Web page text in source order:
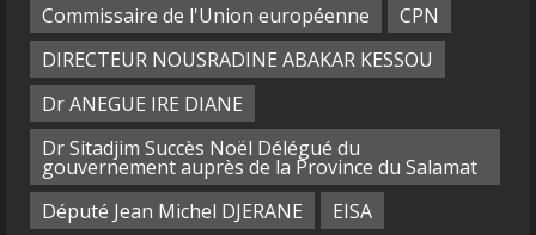
Commissaire de l'Union européenne
CPN
DIRECTEUR NOUSRADINE ABAKAR KESSOU
Dr ANEGUE IRE DIANE
Dr Sitadjim Succès Noël Délégué du
gouvernement auprès de la Province du Salamat
Député Jean Michel DJERANE
EISA